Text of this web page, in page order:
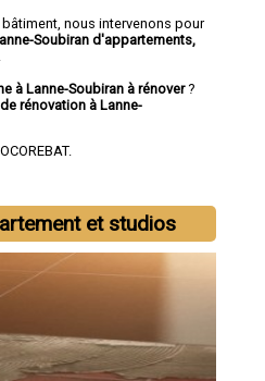
nous intervenons pour
Soubiran d'appartements,
à Lanne-Soubiran à rénover?
rénovation à Lanne-
et studios